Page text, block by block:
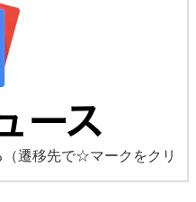
（遷移先で☆マークをクリ